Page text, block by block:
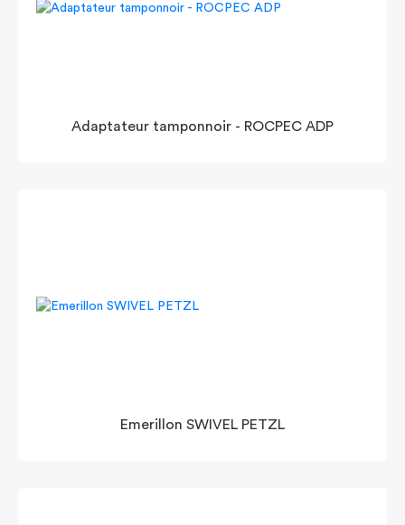
Adaptateur tamponnoir - ROCPEC ADP
Emerillon SWIVEL PETZL